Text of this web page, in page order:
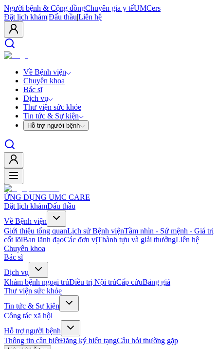
Người bệnh & Cộng đồngChuyên gia y tếUMCers
Đặt lịch khám|Đấu thầu|Liên hệ
Về Bệnh viện
Chuyên khoa
Bác sĩ
Dịch vụ
Thư viện sức khỏe
Tin tức & Sự kiện
Hỗ trợ người bệnh
ỨNG DỤNG UMC CARE
Đặt lịch khámĐấu thầu
Về Bệnh viện
Giới thiệu tổng quanLịch sử Bệnh việnTầm nhìn - Sứ mệnh - Giá trị
cốt lõiBan lãnh đạoCác đơn vịThành tựu và giải thưởngLiên hệ
Chuyên khoa
Bác sĩ
Dịch vụ
Khám bệnh ngoại trúĐiều trị Nội trúCấp cứuBảng giá
Thư viện sức khỏe
Tin tức & Sự kiện
Công tác xã hội
Hỗ trợ người bệnh
Thông tin cần biếtĐăng ký hiến tạngCâu hỏi thường gặp